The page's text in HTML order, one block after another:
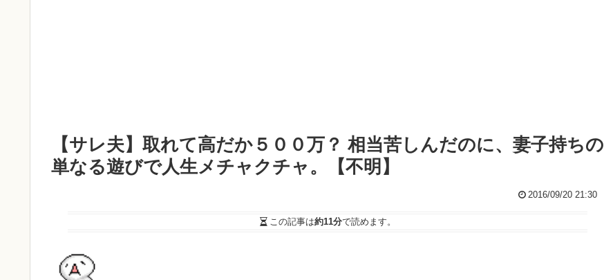
【サレ夫】取れて高だか５００万？ 相当苦しんだのに、妻子持ちの
単なる遊びで人生メチャクチャ。【不明】
2016/09/20 21:30
この記事は約11分で読めます。